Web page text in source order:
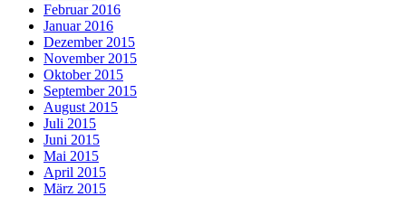
Februar 2016
Januar 2016
Dezember 2015
November 2015
Oktober 2015
September 2015
August 2015
Juli 2015
Juni 2015
Mai 2015
April 2015
März 2015